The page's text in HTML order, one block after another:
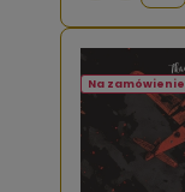
Na zamówienie